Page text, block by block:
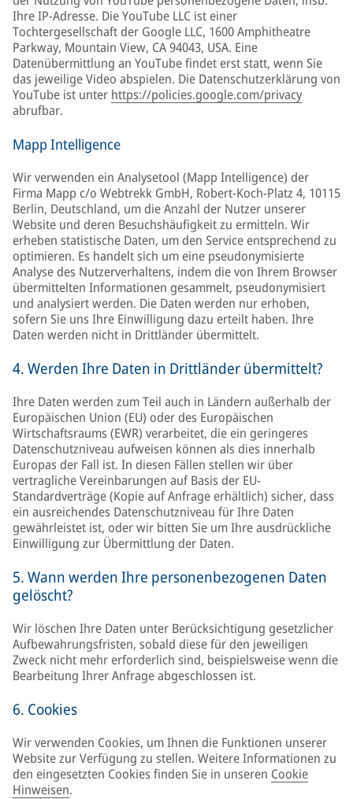
Ihre IP-Adresse. Die YouTube LLC ist einer
Tochtergesellschaft der Google LLC, 1600 Amphitheatre
Parkway, Mountain View, CA 94043, USA. Eine
Datenübermittlung an YouTube findet erst statt, wenn Sie
das jeweilige Video abspielen. Die Datenschutzerklärung von
YouTube ist unter https://policies.google.com/privacy
abrufbar.
Mapp Intelligence
Wir verwenden ein Analysetool (Mapp Intelligence) der
Firma Mapp c/o Webtrekk GmbH, Robert-Koch-Platz 4, 10115
Berlin, Deutschland, um die Anzahl der Nutzer unserer
Website und deren Besuchshäufigkeit zu ermitteln. Wir
erheben statistische Daten, um den Service entsprechend zu
optimieren. Es handelt sich um eine pseudonymisierte
Analyse des Nutzerverhaltens, indem die von Ihrem Browser
übermittelten Informationen gesammelt, pseudonymisiert
und analysiert werden. Die Daten werden nur erhoben,
sofern Sie uns Ihre Einwilligung dazu erteilt haben. Ihre
Daten werden nicht in Drittländer übermittelt.
4. Werden Ihre Daten in Drittländer übermittelt?
Ihre Daten werden zum Teil auch in Ländern außerhalb der
Europäischen Union (EU) oder des Europäischen
Wirtschaftsraums (EWR) verarbeitet, die ein geringeres
Datenschutzniveau aufweisen können als dies innerhalb
Europas der Fall ist. In diesen Fällen stellen wir über
vertragliche Vereinbarungen auf Basis der EU-
Standardverträge (Kopie auf Anfrage erhältlich) sicher, dass
ein ausreichendes Datenschutzniveau für Ihre Daten
gewährleistet ist, oder wir bitten Sie um Ihre ausdrückliche
Einwilligung zur Übermittlung der Daten.
5. Wann werden Ihre personenbezogenen Daten
gelöscht?
Wir löschen Ihre Daten unter Berücksichtigung gesetzlicher
Aufbewahrungsfristen, sobald diese für den jeweiligen
Zweck nicht mehr erforderlich sind, beispielsweise wenn die
Bearbeitung Ihrer Anfrage abgeschlossen ist.
6. Cookies
Wir verwenden Cookies, um Ihnen die Funktionen unserer
Website zur Verfügung zu stellen. Weitere Informationen zu
den eingesetzten Cookies finden Sie in unseren Cookie
Hinweisen.